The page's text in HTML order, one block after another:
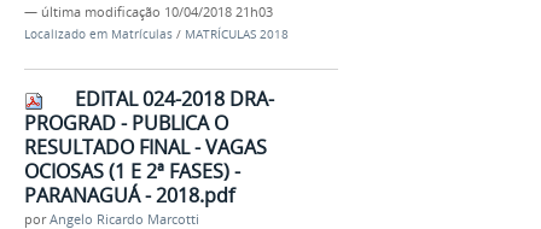
— última modificação 10/04/2018 21h03
Localizado em Matrículas / MATRÍCULAS 2018
EDITAL 024-2018 DRA-
PROGRAD - PUBLICA O
RESULTADO FINAL - VAGAS
OCIOSAS (1 E 2ª FASES) -
PARANAGUÁ - 2018.pdf
porAngelo Ricardo Marcotti